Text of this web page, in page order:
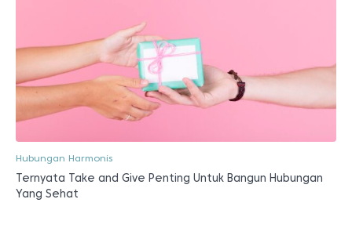
Hubungan Harmonis
Ternyata Take and Give Penting Untuk Bangun Hubungan
Yang Sehat